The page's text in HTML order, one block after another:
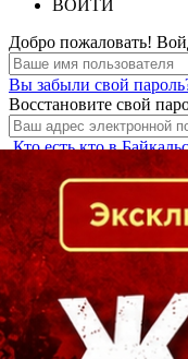
ВОЙТИ
Добро пожаловать!
Вы забыли свой
Восстановите свой
Кто есть кто в